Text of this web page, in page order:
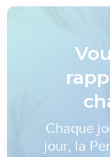
Chaque
jour, la